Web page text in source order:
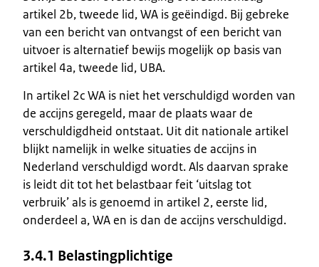
artikel 2b, tweede lid, WA is geëindigd. Bij gebreke
van een bericht van ontvangst of een bericht van
uitvoer is alternatief bewijs mogelijk op basis van
artikel 4a, tweede lid, UBA.
In artikel 2c WA is niet het verschuldigd worden van
de accijns geregeld, maar de plaats waar de
verschuldigdheid ontstaat. Uit dit nationale artikel
blijkt namelijk in welke situaties de accijns in
Nederland verschuldigd wordt. Als daarvan sprake
is leidt dit tot het belastbaar feit ‘uitslag tot
verbruik’ als is genoemd in artikel 2, eerste lid,
onderdeel a, WA en is dan de accijns verschuldigd.
3.4.1 Belastingplichtige